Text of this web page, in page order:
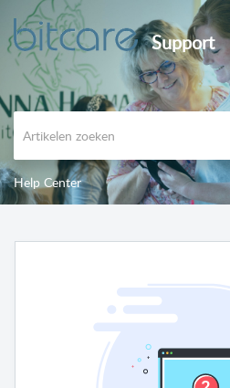
Support
Help Center